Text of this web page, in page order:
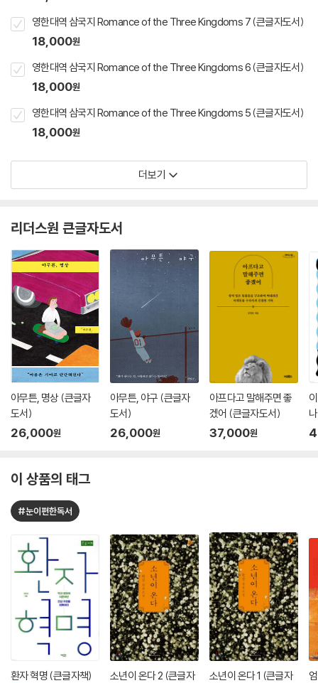
영한대역 삼국지 Romance of the Three Kingdoms 7 (큰글자도서)
18,000원
영한대역 삼국지 Romance of the Three Kingdoms 6 (큰글자도서)
18,000원
영한대역 삼국지 Romance of the Three Kingdoms 5 (큰글자도서)
18,000원
더보기
리더스원 큰글자도서
아무튼, 명상 (큰글자
도서)
26,000원
아무튼, 야구 (큰글자
도서)
26,000원
아프다고 말해주면 좋
겠어 (큰글자도서)
37,000원
이 상품의 태그
#눈이편한독서
환자 혁명 (큰글자책)
소년이 온다 2 (큰글자
소년이 온다 1 (큰글자